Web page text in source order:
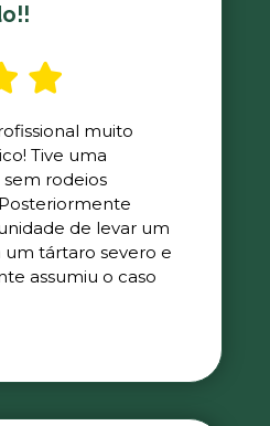
muito
Tive uma
rodeios
de levar um
tártaro severo e
assumiu o caso